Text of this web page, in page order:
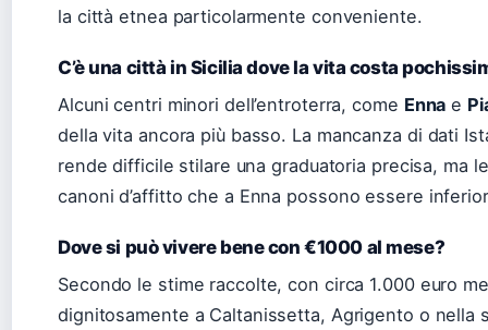
la città etnea particolarmente conveniente.
C’è una città in Sicilia dove la vita costa
Alcuni centri minori dell’entroterra, come Enna e
della vita ancora più basso. La mancanza di dati
rende difficile stilare una graduatoria precisa, ma
canoni d’affitto che a Enna possono essere
Dove si può vivere bene con €1000 al mese?
Secondo le stime raccolte, con circa 1.000 euro
dignitosamente a Caltanissetta, Agrigento o nella